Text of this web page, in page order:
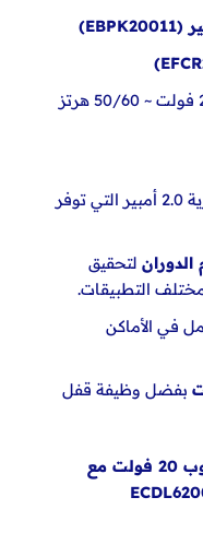
مع بطارية 2.0 أمبير التي توفر
لتحقيق
التطبيقات.
في الأماكن
بفضل وظيفة قفل
المواصفات الفنية ل شنيور إم توب 20 فولت مع